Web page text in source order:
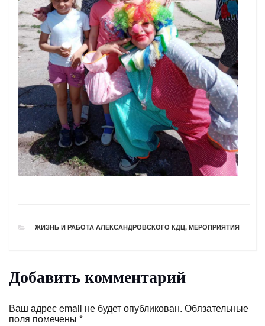
РУБРИКИ
ЖИЗНЬ И РАБОТА АЛЕКСАНДРОВСКОГО КДЦ, МЕРОПРИЯТИЯ
Добавить комментарий
Ваш адрес email не будет опубликован. Обязательные
поля помечены *